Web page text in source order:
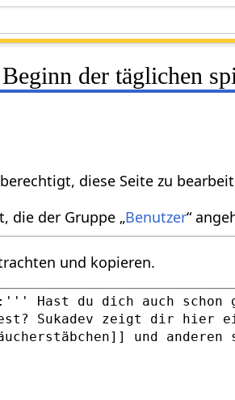
der täglichen
diese Seite zu
die der Gruppe „Benutzer“
und kopieren.